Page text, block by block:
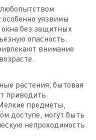
уязвимы
без защитных
опасность.
внимание
растения, бытовая
приводить
предметы,
доступе, могут быть
непроходимость